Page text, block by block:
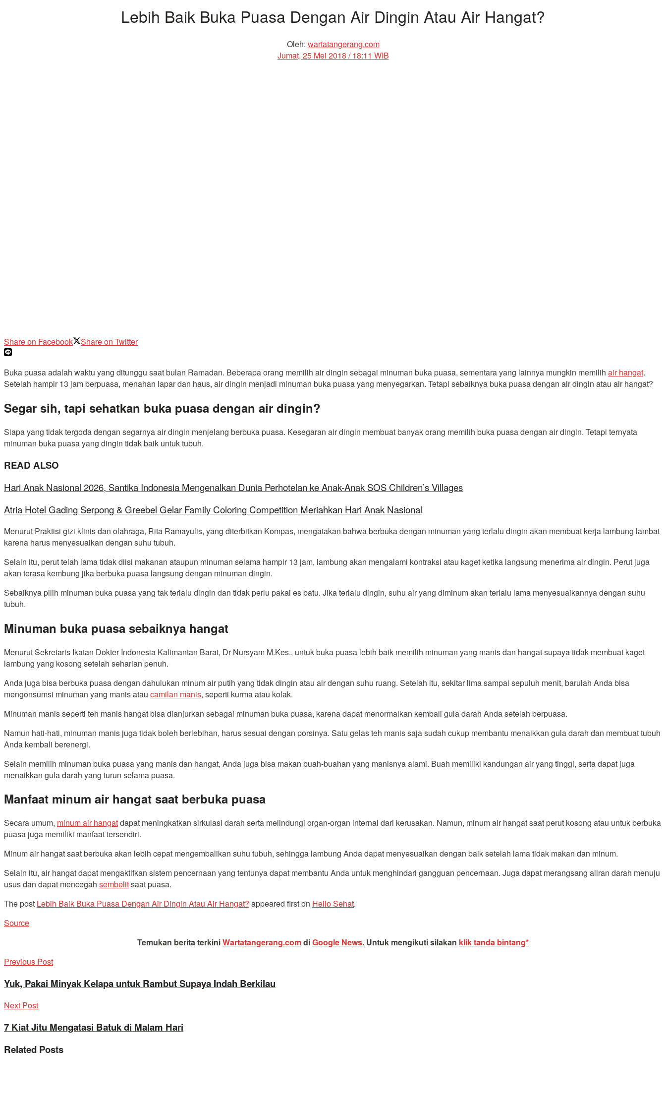
Lebih Baik Buka Puasa Dengan Air Dingin Atau Air Hangat?
Oleh: wartatangerang.com
Jumat, 25 Mei 2018 / 18:11 WIB
Share on Facebook Share on Twitter
Buka puasa adalah waktu yang ditunggu saat bulan Ramadan. Beberapa orang memilih air dingin sebagai minuman buka puasa, sementara yang lainnya mungkin memilih air hangat.
Setelah hampir 13 jam berpuasa, menahan lapar dan haus, air dingin menjadi minuman buka puasa yang menyegarkan. Tetapi sebaiknya buka puasa dengan air dingin atau air hangat?
Segar sih, tapi sehatkan buka puasa dengan air dingin?
Siapa yang tidak tergoda dengan segarnya air dingin menjelang berbuka puasa. Kesegaran air dingin membuat banyak orang memilih buka puasa dengan air dingin. Tetapi ternyata
minuman buka puasa yang dingin tidak baik untuk tubuh.
READ ALSO
Hari Anak Nasional 2026, Santika Indonesia Mengenalkan Dunia Perhotelan ke Anak-Anak SOS Children’s Villages
Atria Hotel Gading Serpong & Greebel Gelar Family Coloring Competition Meriahkan Hari Anak Nasional
Menurut Praktisi gizi klinis dan olahraga, Rita Ramayulis, yang diterbitkan Kompas, mengatakan bahwa berbuka dengan minuman yang terlalu dingin akan membuat kerja lambung lambat
karena harus menyesuaikan dengan suhu tubuh.
Selain itu, perut telah lama tidak diisi makanan ataupun minuman selama hampir 13 jam, lambung akan mengalami kontraksi atau kaget ketika langsung menerima air dingin. Perut juga
akan terasa kembung jika berbuka puasa langsung dengan minuman dingin.
Sebaiknya pilih minuman buka puasa yang tak terlalu dingin dan tidak perlu pakai es batu. Jika terlalu dingin, suhu air yang diminum akan terlalu lama menyesuaikannya dengan suhu
tubuh.
Minuman buka puasa sebaiknya hangat
Menurut Sekretaris Ikatan Dokter Indonesia Kalimantan Barat, Dr Nursyam M.Kes., untuk buka puasa lebih baik memilih minuman yang manis dan hangat supaya tidak membuat kaget
lambung yang kosong setelah seharian penuh.
Anda juga bisa berbuka puasa dengan dahulukan minum air putih yang tidak dingin atau air dengan suhu ruang. Setelah itu, sekitar lima sampai sepuluh menit, barulah Anda bisa
mengonsumsi minuman yang manis atau camilan manis, seperti kurma atau kolak.
Minuman manis seperti teh manis hangat bisa dianjurkan sebagai minuman buka puasa, karena dapat menormalkan kembali gula darah Anda setelah berpuasa.
Namun hati-hati, minuman manis juga tidak boleh berlebihan, harus sesuai dengan porsinya. Satu gelas teh manis saja sudah cukup membantu menaikkan gula darah dan membuat tubuh
Anda kembali berenergi.
Selain memilih minuman buka puasa yang manis dan hangat, Anda juga bisa makan buah-buahan yang manisnya alami. Buah memiliki kandungan air yang tinggi, serta dapat juga
menaikkan gula darah yang turun selama puasa.
Manfaat minum air hangat saat berbuka puasa
Secara umum, minum air hangatdapat meningkatkan sirkulasi darah serta melindungi organ-organ internal dari kerusakan. Namun, minum air hangat saat perut kosong atau untuk berbuka
puasa juga memiliki manfaat tersendiri.
Minum air hangat saat berbuka akan lebih cepat mengembalikan suhu tubuh, sehingga lambung Anda dapat menyesuaikan dengan baik setelah lama tidak makan dan minum.
Selain itu, air hangat dapat mengaktifkan sistem pencernaan yang tentunya dapat membantu Anda untuk menghindari gangguan pencernaan. Juga dapat merangsang aliran darah menuju
usus dan dapat mencegah sembelitsaat puasa.
The post Lebih Baik Buka Puasa Dengan Air Dingin Atau Air Hangat? appeared first on Hello Sehat.
Source
Temukan berita terkiniWartatangerang.comdiGoogle News. Untuk mengikuti silakan klik tanda bintang*
Previous Post
Yuk, Pakai Minyak Kelapa untuk Rambut Supaya Indah Berkilau
Next Post
7 Kiat Jitu Mengatasi Batuk di Malam Hari
Related Posts